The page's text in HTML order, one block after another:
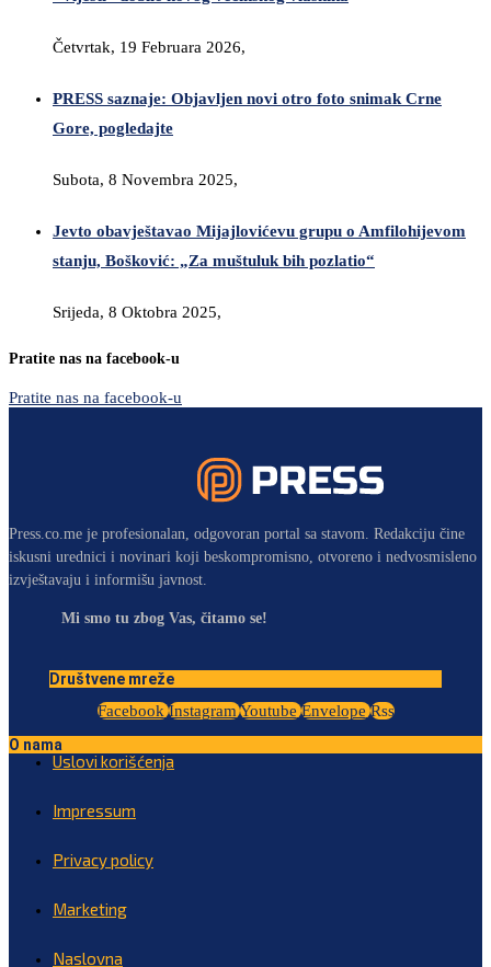
Četvrtak, 19 Februara 2026,
PRESS saznaje: Objavljen novi otro foto snimak Crne
Gore, pogledajte
Subota, 8 Novembra 2025,
Jevto obavještavao Mijajlovićevu grupu o Amfilohijevom
stanju, Bošković: „Za muštuluk bih pozlatio“
Srijeda, 8 Oktobra 2025,
Pratite nas na facebook-u
Pratite nas na facebook-u
Press.co.me je profesionalan, odgovoran portal sa stavom. Redakciju čine
iskusni urednici i novinari koji beskompromisno, otvoreno i nedvosmisleno
izvještavaju i informišu javnost.
Mi smo tu zbog Vas, čitamo se!
Društvene mreže
Facebook Instagram Youtube Envelope Rss
O nama
Uslovi korišćenja
Impressum
Privacy policy
Marketing
Naslovna